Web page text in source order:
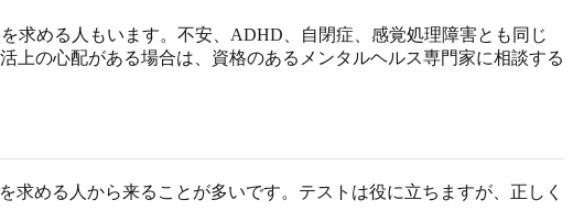
求める人もいます。不安、ADHD、自閉症、感覚処理障害とも同じ
上の心配がある場合は、資格のあるメンタルヘルス専門家に相談する
を求める人から来ることが多いです。テストは役に立ちますが、正しく